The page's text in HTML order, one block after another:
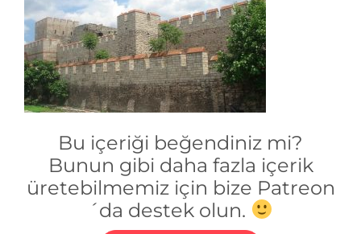
Bu içeriği beğendiniz mi?
Bunun gibi daha fazla içerik
üretebilmemiz için bize Patreon
´da destek olun.